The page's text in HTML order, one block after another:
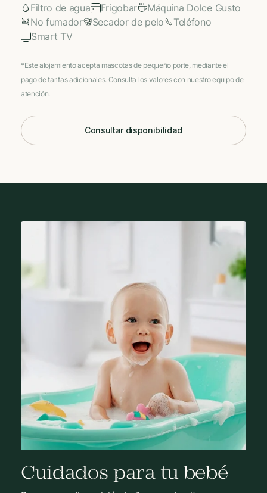
Filtro de agua
Frigobar
Máquina Dolce Gusto
No fumador
Secador de pelo
Teléfono
Smart TV
*Este alojamiento acepta mascotas de pequeño porte, mediante el
pago de tarifas adicionales. Consulta los valores con nuestro equipo de
atención.
Consultar disponibilidad
Cuidados para tu bebé